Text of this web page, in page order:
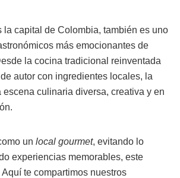
la capital de Colombia, también es uno
más emocionantes de
la cocina tradicional reinventada
autor con ingredientes locales, la
escena culinaria diversa, creativa y en
un local gourmet, evitando lo
experiencias memorables, este
te compartimos nuestros